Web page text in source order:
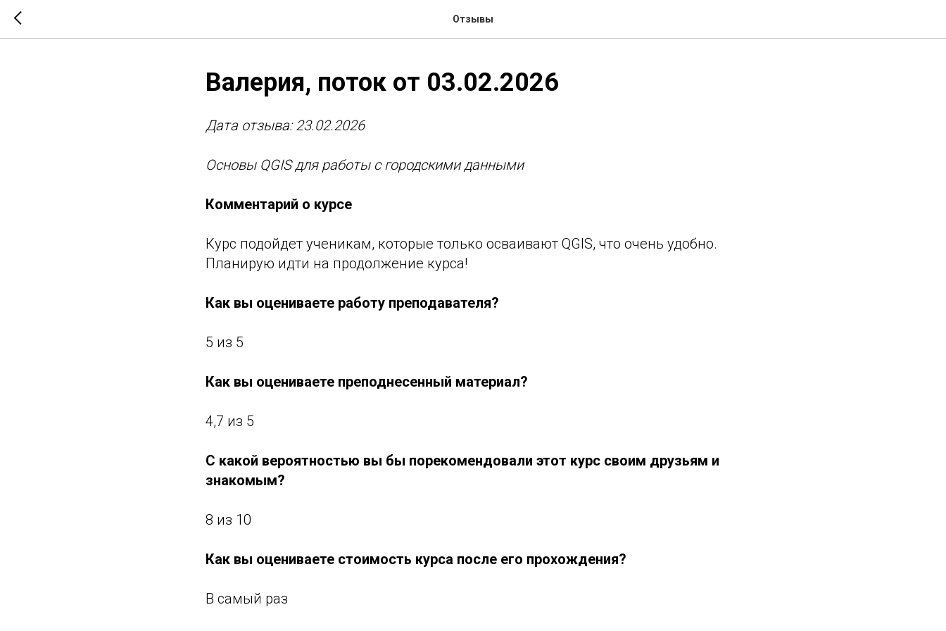
Отзывы
Валерия, поток от 03.02.2026
Дата отзыва: 23.02.2026
Основы QGIS для работы с городскими данными
Комментарий о курсе
Курс подойдет ученикам, которые только осваивают QGIS, что очень удобно.
Планирую идти на продолжение курса!
Как вы оцениваете работу преподавателя?
5 из 5
Как вы оцениваете преподнесенный материал?
4,7 из 5
С какой вероятностью вы бы порекомендовали этот курс своим друзьям и
знакомым?
8 из 10
Как вы оцениваете стоимость курса после его прохождения?
В самый раз